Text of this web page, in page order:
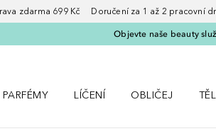
zdarma 699 Kč Doručení za 1 až 2 pracovní
Objevte naše beauty
PARFÉMY
LÍČENÍ
OBLIČEJ